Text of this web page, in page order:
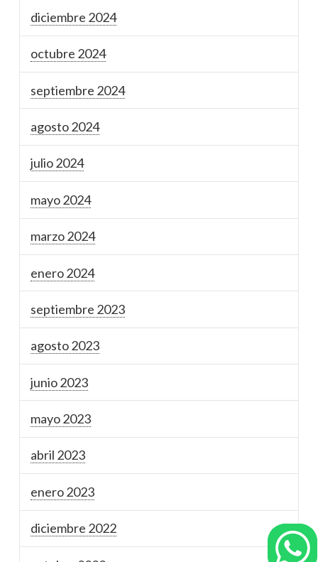
diciembre 2024
octubre 2024
septiembre 2024
agosto 2024
julio 2024
mayo 2024
marzo 2024
enero 2024
septiembre 2023
agosto 2023
junio 2023
mayo 2023
abril 2023
enero 2023
diciembre 2022